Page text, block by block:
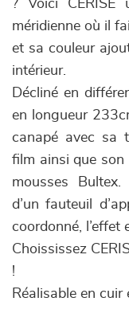
? Voici CERISE
méridienne où il
et sa couleur
intérieur.
Décliné en
en longueur
canapé avec sa
film ainsi que son
mousses
d’un fauteuil
coordonné, l’effet
Choississez
!
Réalisable en cuir